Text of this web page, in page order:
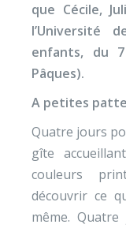
que Cécile,
l’Université
enfants, du
Pâques).
A petites
Quatre jours
gîte
couleurs
découvrir ce
même.